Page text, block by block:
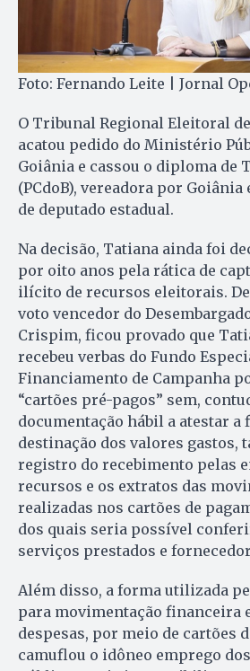
Foto: Fernando Leite | Jornal
O Tribunal Regional Eleitoral de
acatou pedido do Ministério
Goiânia e cassou o diploma de
(PCdoB), vereadora por Goiânia
de deputado estadual.
Na decisão, Tatiana ainda foi
por oito anos pela rática de
ilícito de recursos eleitorais.
voto vencedor do
Crispim, ficou provado que
recebeu verbas do Fundo
Financiamento de Campanha
“cartões pré-pagos” sem,
documentação hábil a atestar a
destinação dos valores gastos,
registro do recebimento pelas
recursos e os extratos das
realizadas nos cartões de
dos quais seria possível
serviços prestados e
Além disso, a forma utilizada
para movimentação financeira
despesas, por meio de cartões
camuflou o idôneo emprego